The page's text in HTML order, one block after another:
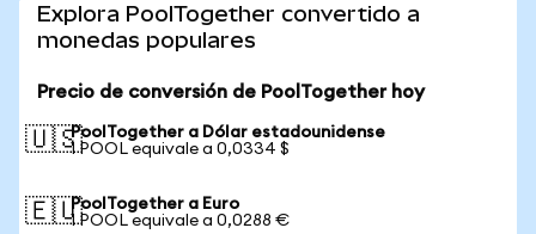
Explora PoolTogether convertido a
monedas populares
Precio de conversión de PoolTogether hoy
🇺🇸PoolTogether a Dólar estadounidense
1 POOL equivale a 0,0334 $
🇪🇺PoolTogether a Euro
1 POOL equivale a 0,0288 €